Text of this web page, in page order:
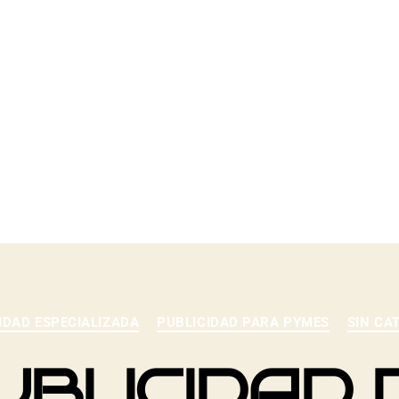
ESPECIALIZADA PUBLICIDAD PARA PYMES SIN